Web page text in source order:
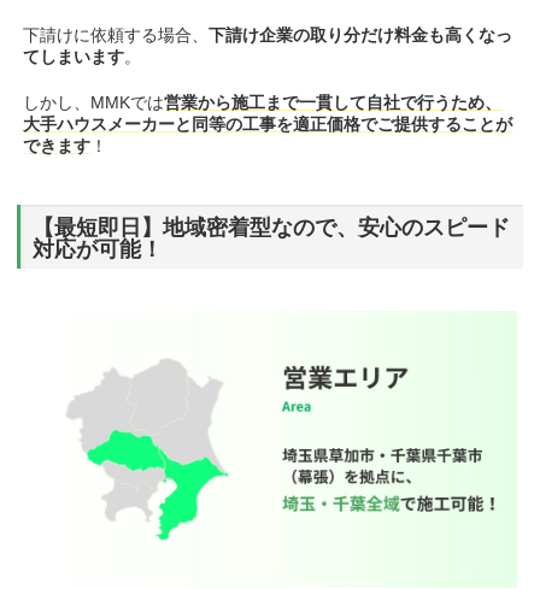
下請けに依頼する場合、下請け企業の取り分だけ料金も高くなっ
てしまいます。
しかし、MMKでは営業から施工まで一貫して自社で行うため、
大手ハウスメーカーと同等の工事を適正価格でご提供することが
できます ！
【最短即日】地域密着型なので、安心のスピード
対応が可能！